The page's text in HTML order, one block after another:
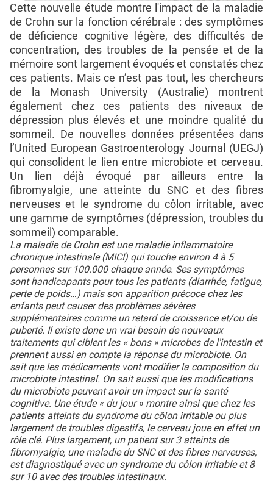
Cette nouvelle étude montre l'impact de la maladie
de Crohn sur la fonction cérébrale : des symptômes
de déficience cognitive légère, des difficultés de
concentration, des troubles de la pensée et de la
mémoire sont largement évoqués et constatés chez
ces patients. Mais ce n’est pas tout, les chercheurs
de la Monash University (Australie) montrent
également chez ces patients des niveaux de
dépression plus élevés et une moindre qualité du
sommeil. De nouvelles données présentées dans
l’United European Gastroenterology Journal (UEGJ)
qui consolident le lien entre microbiote et cerveau.
Un lien déjà évoqué par ailleurs entre la
fibromyalgie, une atteinte du SNC et des fibres
nerveuses et le syndrome du côlon irritable, avec
une gamme de symptômes (dépression, troubles du
sommeil) comparable.
La maladie de Crohn est une maladie inflammatoire
chronique intestinale (MICI) qui touche environ 4 à 5
personnes sur 100.000 chaque année. Ses symptômes
sont handicapants pour tous les patients (diarrhée, fatigue,
perte de poids…) mais son apparition précoce chez les
enfants peut causer des problèmes sévères
supplémentaires comme un retard de croissance et/ou de
puberté. Il existe donc un vrai besoin de nouveaux
traitements qui ciblent les « bons » microbes de l'intestin et
prennent aussi en compte la réponse du microbiote. On
sait que les médicaments vont modifier la composition du
microbiote intestinal. On sait aussi que les modifications
du microbiote peuvent avoir un impact sur la santé
cognitive. Une étude « du jour » montre ainsi que chez les
patients atteints du syndrome du côlon irritable ou plus
largement de troubles digestifs, le cerveau joue en effet un
rôle clé. Plus largement, un patient sur 3 atteints de
fibromyalgie, une maladie du SNC et des fibres nerveuses,
est diagnostiqué avec un syndrome du côlon irritable et 8
sur 10 avec des troubles intestinaux.